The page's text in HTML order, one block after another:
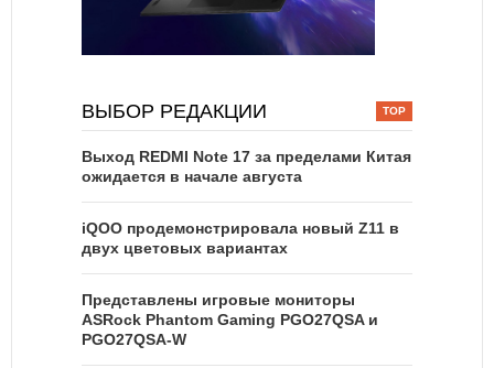
ВЫБОР РЕДАКЦИИ
Выход REDMI Note 17 за пределами Китая
ожидается в начале августа
iQOO продемонстрировала новый Z11 в
двух цветовых вариантах
Представлены игровые мониторы
ASRock Phantom Gaming PGO27QSA и
PGO27QSA-W